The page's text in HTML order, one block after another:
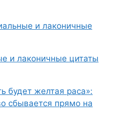
и лаконичные
и лаконичные цитаты
будет желтая раса»:
сбывается прямо на